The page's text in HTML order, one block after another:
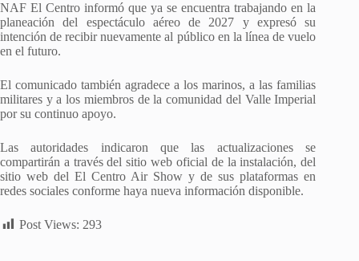
NAF El Centro informó que ya se encuentra trabajando en la
planeación del espectáculo aéreo de 2027 y expresó su
intención de recibir nuevamente al público en la línea de vuelo
en el futuro.
El comunicado también agradece a los marinos, a las familias
militares y a los miembros de la comunidad del Valle Imperial
por su continuo apoyo.
Las autoridades indicaron que las actualizaciones se
compartirán a través del sitio web oficial de la instalación, del
sitio web del El Centro Air Show y de sus plataformas en
redes sociales conforme haya nueva información disponible.
Post Views: 293